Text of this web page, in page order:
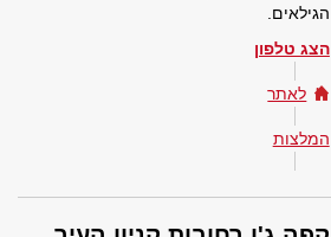
הגילאים.
הצג טלפון
לאתר
המלצות